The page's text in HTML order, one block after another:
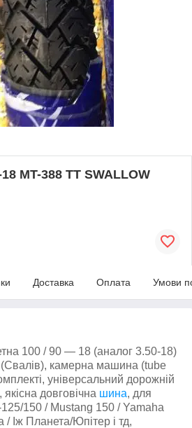
MT-388 TT SWALLOW
Доставка Оплата Умови
100 / 90 — 18 (аналог 3.50-18)
Свалів), камерна машина (tube
універсальний дорожній
довговічна шина, для
150 / Mustang 150 / Yamaha
Іж Планета/Юпітер і тд,